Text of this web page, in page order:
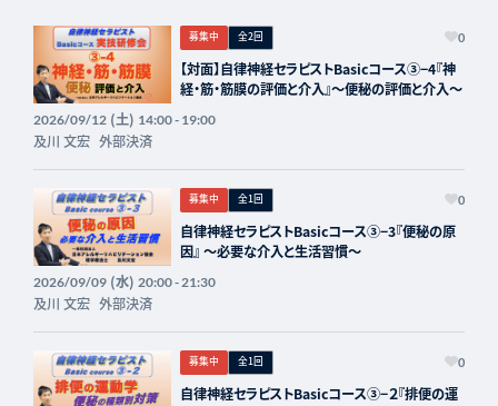
募集中 全2回 0
【対面】自律神経セラピストBasicコース③−4『神
経・筋・筋膜の評価と介入』〜便秘の評価と介入〜
2026/09/12(土) 14:00 - 19:00
及川 文宏 外部決済
募集中 全1回 0
自律神経セラピストBasicコース③−3『便秘の原
因』 〜必要な介入と生活習慣〜
2026/09/09(水) 20:00 - 21:30
及川 文宏 外部決済
募集中 全1回 0
自律神経セラピストBasicコース③−２『排便の運